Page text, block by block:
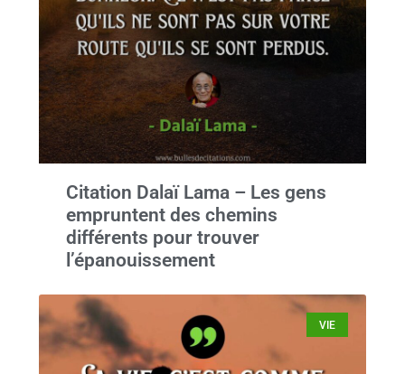
Citation Dalaï Lama – Les gens
empruntent des chemins
différents pour trouver
l’épanouissement
VIE